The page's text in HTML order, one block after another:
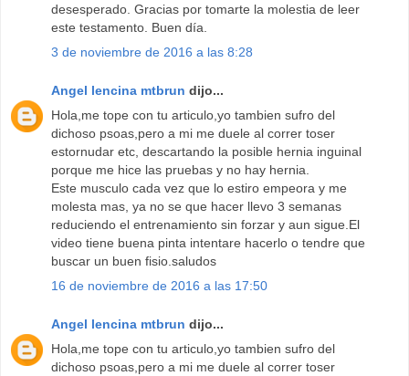
desesperado. Gracias por tomarte la molestia de leer
este testamento. Buen día.
3 de noviembre de 2016 a las 8:28
Angel lencina mtbrun dijo...
Hola,me tope con tu articulo,yo tambien sufro del
dichoso psoas,pero a mi me duele al correr toser
estornudar etc, descartando la posible hernia inguinal
porque me hice las pruebas y no hay hernia.
Este musculo cada vez que lo estiro empeora y me
molesta mas, ya no se que hacer llevo 3 semanas
reduciendo el entrenamiento sin forzar y aun sigue.El
video tiene buena pinta intentare hacerlo o tendre que
buscar un buen fisio.saludos
16 de noviembre de 2016 a las 17:50
Angel lencina mtbrun dijo...
Hola,me tope con tu articulo,yo tambien sufro del
dichoso psoas,pero a mi me duele al correr toser